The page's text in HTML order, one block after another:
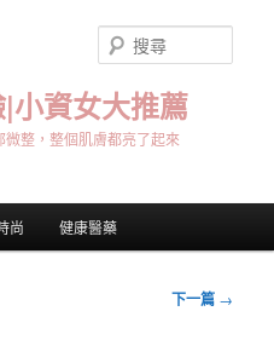
小資女大推薦
整，整個肌膚都亮了起來
尋
尚 健康醫藥
下一篇 →